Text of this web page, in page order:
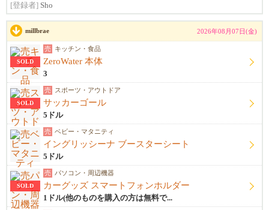
[登録者] Sho
millbrae 2026年08月07日(金)
SOLD
売 キッチン・食品
ZeroWater 本体
3
SOLD
売 スポーツ・アウトドア
サッカーゴール
5ドル
売 ベビー・マタニティ
イングリッシーナ ブースターシート
5ドル
SOLD
売 パソコン・周辺機器
カーグッズ スマートフォンホルダー
1ドル(他のものを購入の方は無料で...